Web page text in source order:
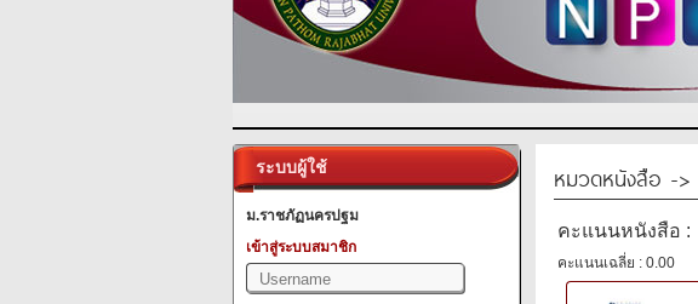
ระบบผู้ใช้
ม.ราชภัฏนครปฐม
เข้าสู่ระบบสมาชิก
หมวดหนังสือ ->
คะแนนหนังสือ :
คะแนนเฉลี่ย : 0.00